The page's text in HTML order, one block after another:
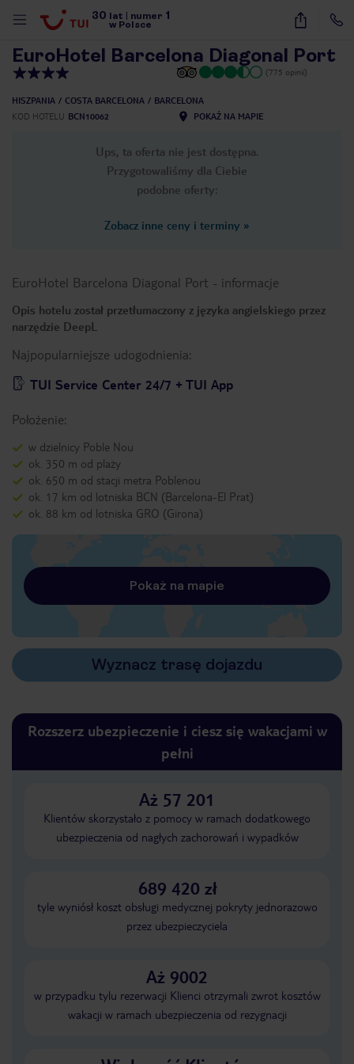
30 lat numer 1
w Polsce
27
EuroHotel Barcelona Diagonal Port
(775 opinii)
HISZPANIA COSTA BARCELONA
BARCELONA
KOD HOTELU BCN10062 POKAŻ NA MAPIE
Ups, ta oferta nie jest dostępna.
Przygotowaliśmy dla Ciebie
podobne oferty:
Zobacz inne ceny i terminy »
EuroHotel Barcelona Diagonal Port - informacje
Opis hotelu został przetłumaczony z języka angielskiego przez
narzędzie DeepL
Najpopularniejsze udogodnienia:
TUI Service Center 24/7 + TUI App
Położenie:
w dzielnicy Poble Nou
ok. 350 m od plaży
ok. 650 m od stacji metra Poblenou
ok. 17 km od lotniska BCN (Barcelona-El Prat)
ok. 88 km od lotniska GRO (Girona)
Pokaż na mapie
Wyznacz trasę dojazdu
Rozszerz ubezpieczenie i ciesz się wakacjami w
pełni
Aż 57 201
Klientów skorzystało z pomocy w ramach dodatkowego
ubezpieczenia od nagłych zachorowań i wypadków
689 420 zł
tyle wyniósł koszt obsługi medycznej pokryty jednorazowo
przez ubezpieczyciela
Aż 9002
w przypadku tylu rezerwacji Klienci otrzymali zwrot kosztów
wakacji w ramach ubezpieczenia od rezygnacji